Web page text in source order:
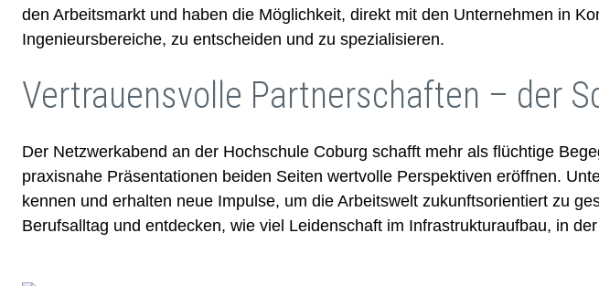
den Arbeitsmarkt und haben die Möglichkeit, direkt mit den Unternehmen in
Ingenieursbereiche, zu entscheiden und zu spezialisieren.
Vertrauensvolle Partnerschaften – der
Der Netzwerkabend an der Hochschule Coburg schafft mehr als flüchtige
praxisnahe Präsentationen beiden Seiten wertvolle Perspektiven eröffnen.
kennen und erhalten neue Impulse, um die Arbeitswelt zukunftsorientiert zu
Berufsalltag und entdecken, wie viel Leidenschaft im Infrastrukturaufbau, in